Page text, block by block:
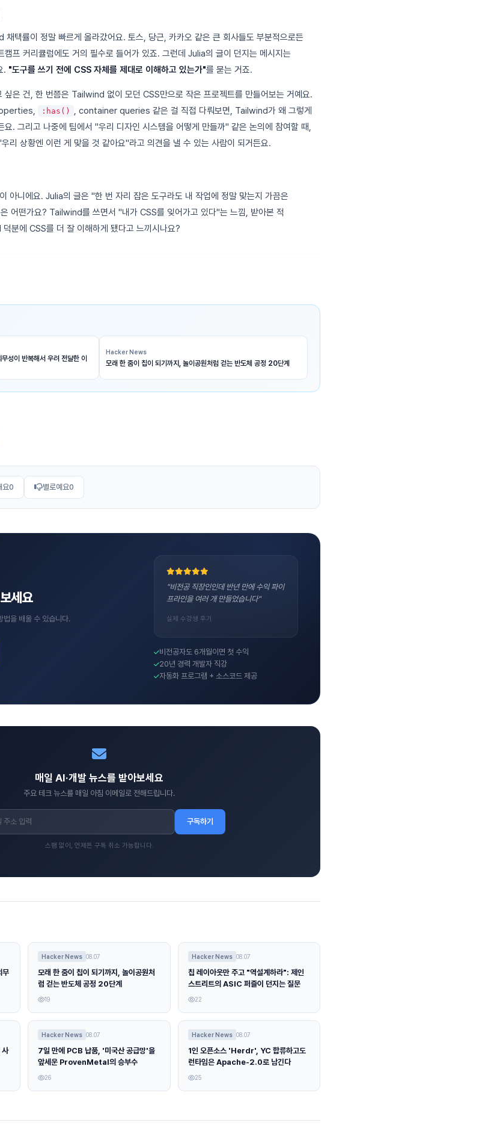
택률이 정말 빠르게 올라갔어요. 토스, 당근, 카카오 같은 큰 회사들도 부분적으로든
캠프 커리큘럼에도 거의 필수로 들어가 있죠. 그런데 Julia의 글이 던지는 메시지는
. "도구를 쓰기 전에 CSS 자체를 제대로 이해하고 있는가"를 묻는 거죠.
싶은 건, 한 번쯤은 Tailwind 없이 모던 CSS만으로 작은 프로젝트를 만들어보는 거예요.
:has()
, container queries 같은 걸 직접 다뤄보면, Tailwind가 왜 그렇게
. 그리고 나중에 팀에서 "우리 디자인 시스템을 어떻게 만들까" 같은 논의에 참여할 때,
리 상황엔 이런 게 맞을 것 같아요"라고 의견을 낼 수 있는 사람이 되거든요.
아니에요. Julia의 글은 "한 번 자리 잡은 도구라도 내 작업에 정말 맞는지 가끔은
어떤가요? Tailwind를 쓰면서 "내가 CSS를 잊어가고 있다"는 느낌, 받아본 적
분에 CSS를 더 잘 이해하게 됐다고 느끼시나요?
성이 반복해서 우려 전달한 이
Hacker News
모래 한 줌이 칩이 되기까지, 놀이공원처럼 걷는 반도체 공정 20단계
요0 별로예요0
세요
법을 배울 수 있습니다.
"비전공 직장인인데 반년 만에 수익 파이
프라인을 여러 개 만들었습니다"
실제 수강생 후기
비전공자도 6개월이면 첫 수익
20년 경력 개발자 직강
자동화 프로그램 + 소스코드 제공
매일 AI·개발 뉴스를 받아보세요
주요 테크 뉴스를 매일 아침 이메일로 전해드립니다.
구독하기
스팸 없이, 언제든 구독 취소 가능합니다.
무
Hacker News 08.07
모래 한 줌이 칩이 되기까지, 놀이공원처
럼 걷는 반도체 공정 20단계
19
Hacker News 08.07
칩 레이아웃만 주고 "역설계하라": 제인
스트리트의 ASIC 퍼즐이 던지는 질문
22
사
Hacker News 08.07
7일 만에 PCB 납품, '미국산 공급망'을
앞세운 ProvenMetal의 승부수
26
Hacker News 08.07
1인 오픈소스 'Herdr', YC 합류하고도
런타임은 Apache-2.0로 남긴다
25